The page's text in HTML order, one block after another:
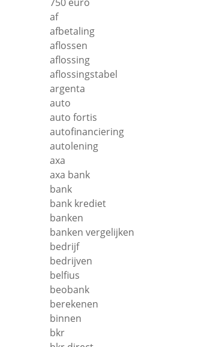
af
afbetaling
aflossen
aflossing
aflossingstabel
argenta
auto
auto fortis
autofinanciering
autolening
axa
axa bank
bank
bank krediet
banken
banken vergelijken
bedrijf
bedrijven
belfius
beobank
berekenen
binnen
bkr